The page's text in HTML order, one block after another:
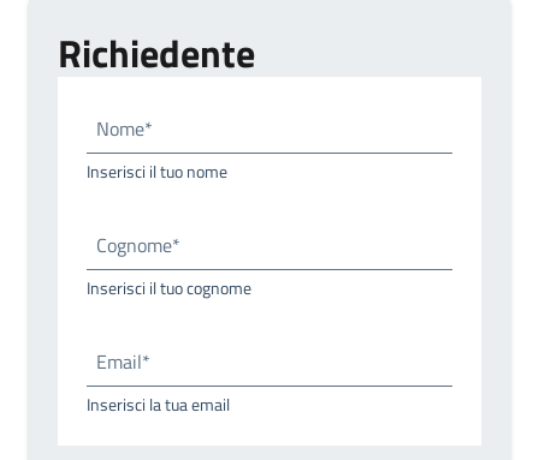
Richiedente
Nome*
Inserisci il tuo nome
Cognome*
Inserisci il tuo cognome
Email*
Inserisci la tua email